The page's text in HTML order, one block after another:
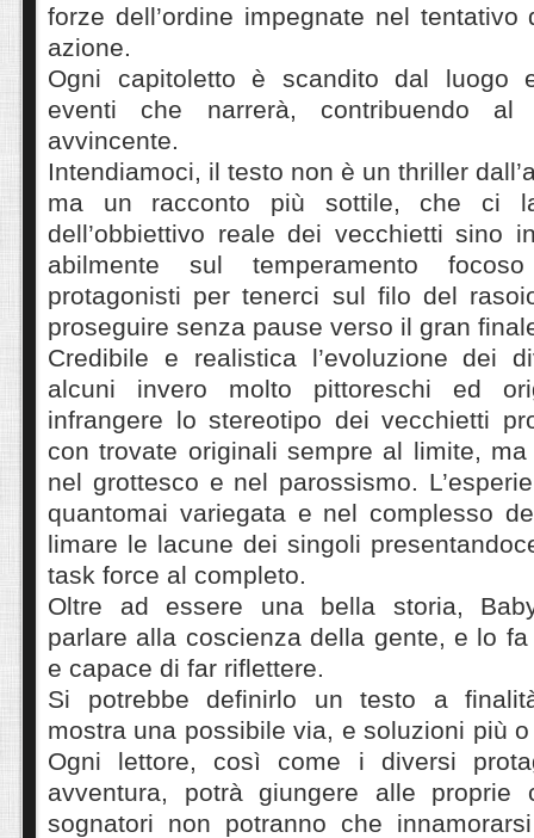
forze dell’ordine impegnate nel
azione.
Ogni capitoletto è scandito dal luogo
eventi che narrerà, contribuendo
avvincente.
Intendiamoci, il testo non è un thriller
ma un racconto più sottile, che ci
dell’obbiettivo reale dei vecchietti sino
abilmente sul temperamento
protagonisti per tenerci sul filo del
proseguire senza pause verso il gran
Credibile e realistica l’evoluzione dei
alcuni invero molto pittoreschi ed
infrangere lo stereotipo dei vecchietti
con trovate originali sempre al limite,
nel grottesco e nel parossismo.
quantomai variegata e nel complesso
limare le lacune dei singoli
task force al completo.
Oltre ad essere una bella storia,
parlare alla coscienza della gente, e lo
e capace di far riflettere.
Si potrebbe definirlo un testo a
mostra una possibile via, e soluzioni più
Ogni lettore, così come i diversi
avventura, potrà giungere alle proprie
sognatori non potranno che